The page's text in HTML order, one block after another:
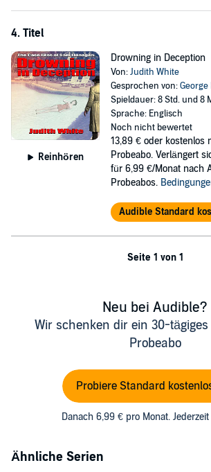
4. Titel
Reinhören
Drowning in Deception
Von:Judith White
Gesprochen von:George
Spieldauer: 8 Std. und 8
Sprache: Englisch
Noch nicht bewertet
13,89 € oder kostenlos
Probeabo. Verlängert
für 6,99 €/Monat nach
Probeabos.
Audible Standard
Seite 1 von 1
Neu bei Audible?
Wir schenken dir ein 30-tägiges
Probeabo
Probiere Standard
Danach 6,99 € pro Monat.
Ähnliche Serien